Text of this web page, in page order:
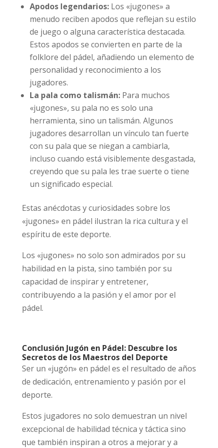
Apodos legendarios: Los «jugones» a
menudo reciben apodos que reflejan su estilo
de juego o alguna característica destacada.
Estos apodos se convierten en parte de la
folklore del pádel, añadiendo un elemento de
personalidad y reconocimiento a los
jugadores.
La pala como talismán:Para muchos
«jugones», su pala no es solo una
herramienta, sino un talismán. Algunos
jugadores desarrollan un vínculo tan fuerte
con su pala que se niegan a cambiarla,
incluso cuando está visiblemente desgastada,
creyendo que su pala les trae suerte o tiene
un significado especial.
Estas anécdotas y curiosidades sobre los
«jugones» en pádel ilustran la rica cultura y el
espíritu de este deporte.
Los «jugones» no solo son admirados por su
habilidad en la pista, sino también por su
capacidad de inspirar y entretener,
contribuyendo a la pasión y el amor por el
pádel.
Conclusión Jugón en Pádel: Descubre los
Secretos de los Maestros del Deporte
Ser un «jugón» en pádel es el resultado de años
de dedicación, entrenamiento y pasión por el
deporte.
Estos jugadores no solo demuestran un nivel
excepcional de habilidad técnica y táctica sino
que también inspiran a otros a mejorar y a